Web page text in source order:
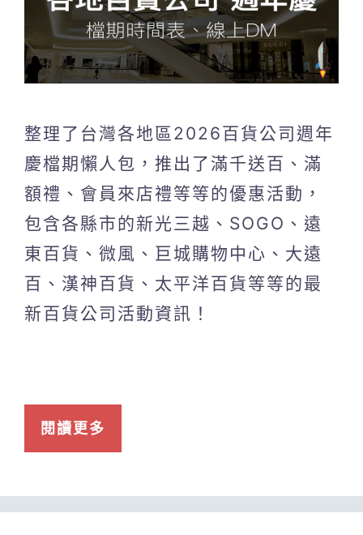
整理了台灣各地區2026百貨公司週年
慶檔期懶人包，推出了滿千送百、滿
額禮、會員來店禮等等的優惠活動，
包含各縣市的新光三越、SOGO、遠
東百貨、微風、巨城購物中心、大遠
百、漢神百貨、太平洋百貨等等的最
新百貨公司活動資訊！
閱讀更多